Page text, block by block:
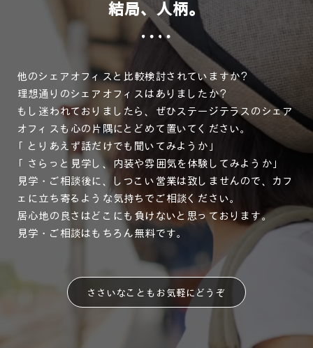
結局、人柄。
他のシェアオフィスと比較検討されていますか？
理想通りのシェアオフィスはありましたか？
もし迷われておりましたら、ぜひステージテラスのシェア
オフィスも心の片隅にとどめて置いてください。
「とりあえず話だけでも聞いてみようか」
「さらっと見学し、内装や雰囲気を体験してみようか」
見学・ご相談後に、しつこい営業は致しませんので、カフ
ェに立ち寄るような気持ちでご相談ください。
居心地の良さはどこにも負けないと思っております。
見学・ご相談はもちろん無料です。
ささいなこともお気軽にどうぞ